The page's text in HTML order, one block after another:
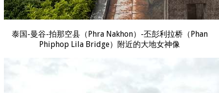
泰国-曼谷-拍那空县（Phra Nakhon）-丕彭利拉桥（Phan
Phiphop Lila Bridge）附近的大地女神像